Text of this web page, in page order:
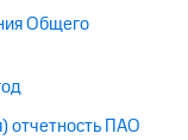
Общего
отчетность ПАО